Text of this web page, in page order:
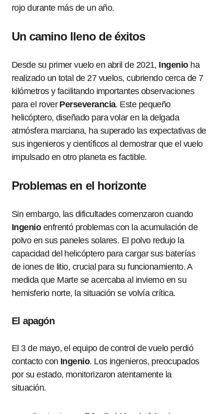
rojo durante más de un año.
Un camino lleno de éxitos
Desde su primer vuelo en abril de 2021, Ingenioha
realizado un total de 27 vuelos, cubriendo cerca de 7
kilómetros y facilitando importantes observaciones
para el rover Perseverancia. Este pequeño
helicóptero, diseñado para volar en la delgada
atmósfera marciana, ha superado las expectativas de
sus ingenieros y científicos al demostrar que el vuelo
impulsado en otro planeta es factible.
Problemas en el horizonte
Sin embargo, las dificultades comenzaron cuando
Ingenioenfrentó problemas con la acumulación de
polvo en sus paneles solares. El polvo redujo la
capacidad del helicóptero para cargar sus baterías
de iones de litio, crucial para su funcionamiento. A
medida que Marte se acercaba al invierno en su
hemisferio norte, la situación se volvía crítica.
El apagón
El 3 de mayo, el equipo de control de vuelo perdió
contacto con Ingenio. Los ingenieros, preocupados
por su estado, monitorizaron atentamente la
situación.